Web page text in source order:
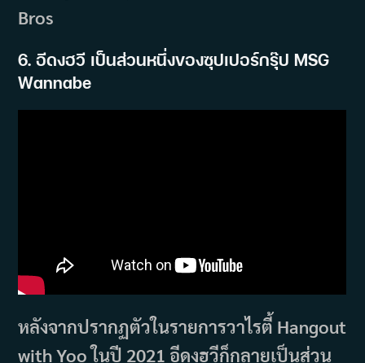
Bros
6. อีดงฮวี เป็นส่วนหนึ่งของซุปเปอร์กรุ๊ป MSG
Wannabe
หลังจากปรากฏตัวในรายการวาไรตี้ Hangout
with Yoo ในปี 2021 อีดงฮวีก็กลายเป็นส่วน